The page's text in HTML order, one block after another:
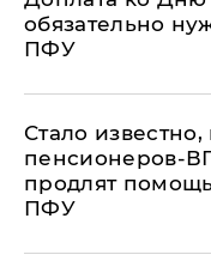
обязательно
ПФУ
Стало
пенсионеров-
продлят
ПФУ